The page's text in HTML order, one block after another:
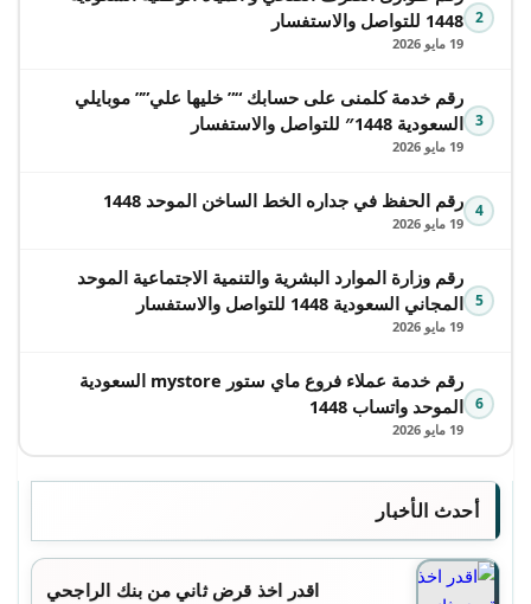
2 1448 للتواصل والاستفسار
19 مايو 2026
3
رقم خدمة كلمنى على حسابك “” خليها علي”” موبايلي
السعودية 1448″ للتواصل والاستفسار
19 مايو 2026
4 رقم الحفظ في جداره الخط الساخن الموحد 1448
19 مايو 2026
5
رقم وزارة الموارد البشرية والتنمية الاجتماعية الموحد
المجاني السعودية 1448 للتواصل والاستفسار
19 مايو 2026
6
رقم خدمة عملاء فروع ماي ستور mystore السعودية
الموحد واتساب 1448
19 مايو 2026
أحدث الأخبار
اقدر اخذ قرض ثاني من بنك الراجحي